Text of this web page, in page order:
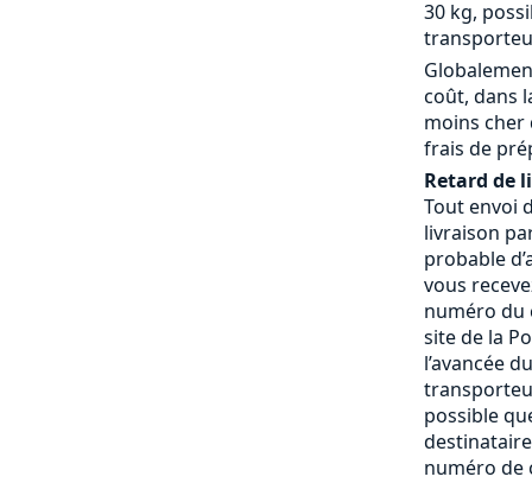
30 kg,
coût, dans
moins cher
frais de
Retard de
Tout envoi
livraison
probable
vous
numéro du
site de la
l’avancée
possible
numéro de